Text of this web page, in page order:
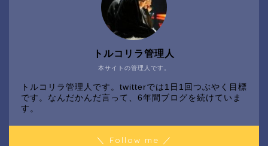
本サイトの管理人です。
トルコリラ管理人
トルコリラ管理人です。twitterでは1日1回つぶやく目標
です。なんだかんだ言って、6年間ブログを続けていま
す。
＼ Follow me ／